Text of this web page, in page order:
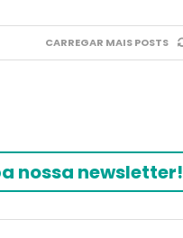
CARREGAR MAIS POSTS
nossa newsletter!